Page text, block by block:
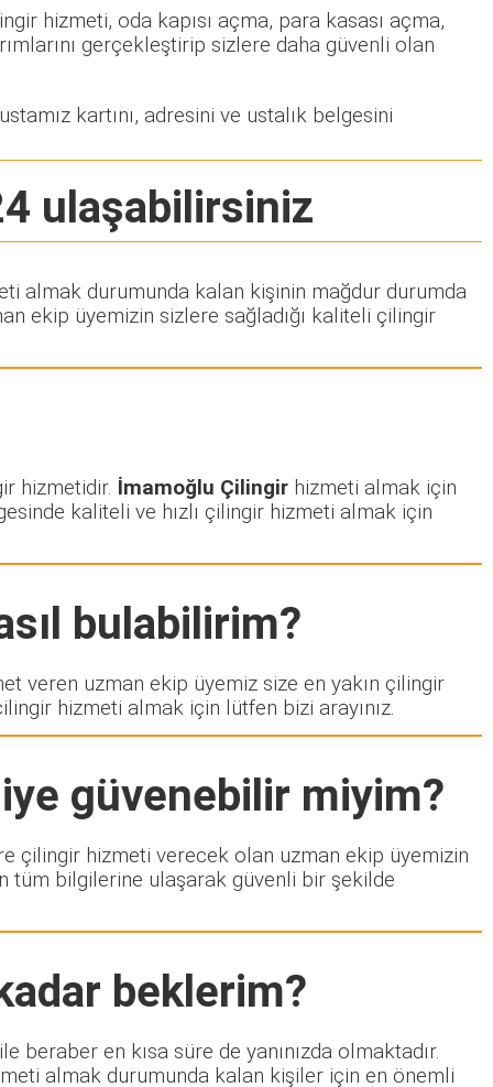
hizmeti, oda kapısı açma, para kasası açma,
gerçekleştirip sizlere daha güvenli olan
kartını, adresini ve ustalık belgesini
ulaşabilirsiniz
almak durumunda kalan kişinin mağdur durumda
ekip üyemizin sizlere sağladığı kaliteli çilingir
hizmetidir. İmamoğlu Çilingir hizmeti almak için
kaliteli ve hızlı çilingir hizmeti almak için
bulabilirim?
veren uzman ekip üyemiz size en yakın çilingir
hizmeti almak için lütfen bizi arayınız.
güvenebilir miyim?
çilingir hizmeti verecek olan uzman ekip üyemizin
tüm bilgilerine ulaşarak güvenli bir şekilde
beklerim?
beraber en kısa süre de yanınızda olmaktadır.
almak durumunda kalan kişiler için en önemli